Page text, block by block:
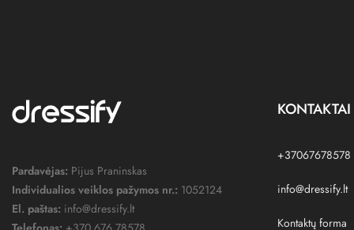
Pardavėjas: Pijus Praninskas
Individualios veiklos pažymos nr.: 1052124
El. paštas: info@dressify.lt
KONTAKTAI
+37067678578
info@dressify.lt
Kontaktų forma